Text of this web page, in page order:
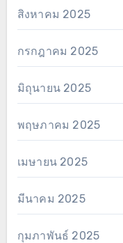
สิงหาคม 2025
กรกฎาคม 2025
มิถุนายน 2025
พฤษภาคม 2025
เมษายน 2025
มีนาคม 2025
กุมภาพันธ์ 2025